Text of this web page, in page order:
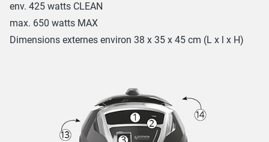
env. 425 watts CLEAN
max. 650 watts MAX
Dimensions externes environ 38 x 35 x 45 cm (L x l x H)